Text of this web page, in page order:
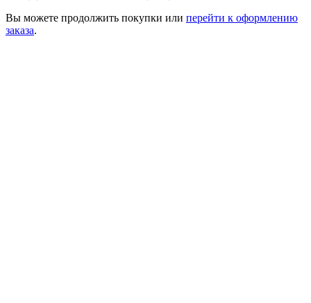
Вы можете продолжить покупки или перейти к оформлению
заказа.